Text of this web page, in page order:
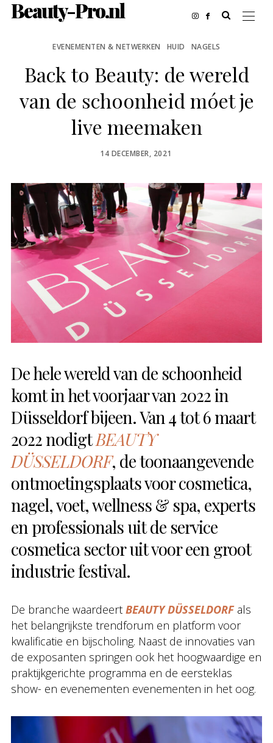
Beauty-Pro.nl
EVENEMENTEN & NETWERKEN HUID NAGELS
Back to Beauty: de wereld
van de schoonheid móet je
live meemaken
POSTED
14 DECEMBER, 2021
De hele wereld van de schoonheid
komt in het voorjaar van 2022 in
Düsseldorf bijeen. Van 4 tot 6 maart
2022 nodigtBEAUTY
DÜSSELDORF, de toonaangevende
ontmoetingsplaats voor cosmetica,
nagel, voet, wellness & spa, experts
en professionals uit de service
cosmetica sector uit voor een groot
industrie festival.
De branche waardeert BEAUTY DÜSSELDORF als
het belangrijkste trendforum en platform voor
kwalificatie en bijscholing. Naast de innovaties van
de exposanten springen ook het hoogwaardige en
praktijkgerichte programma en de eersteklas
show- en evenementen evenementen in het oog.